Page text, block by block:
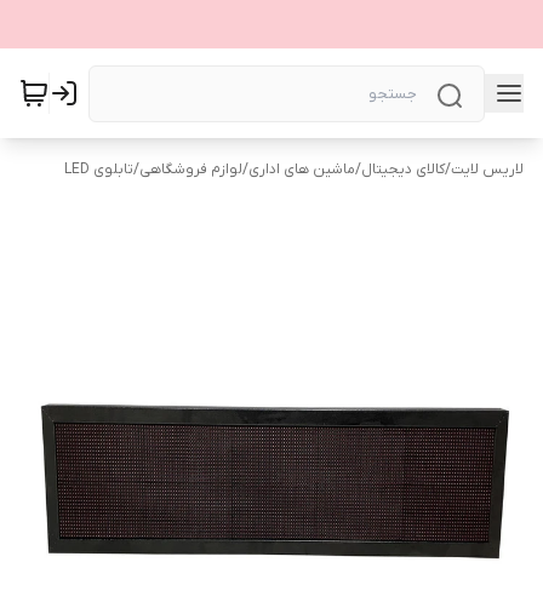
لاریس لایت/کالای دیجیتال/ماشین های اداری/لوازم فروشگاهی/تابلوی LED